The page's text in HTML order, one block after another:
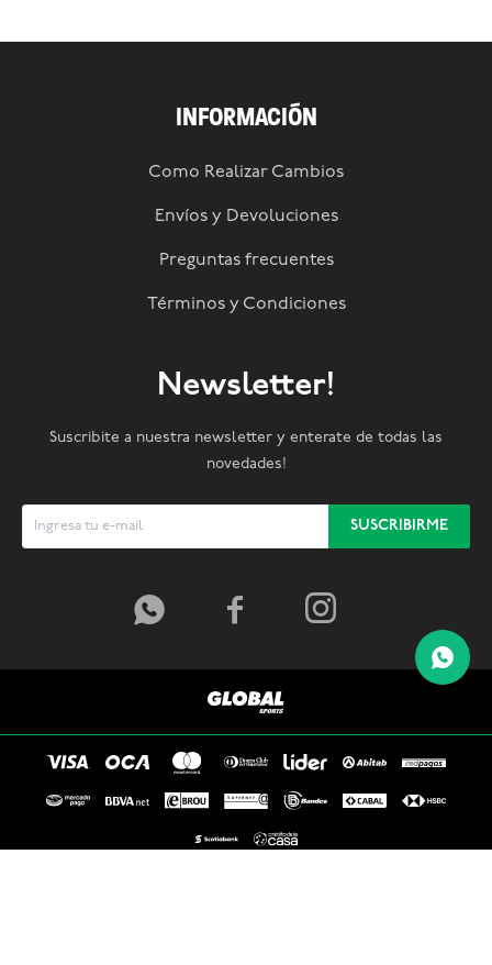
INFORMACIÓN
Como Realizar Cambios
Envíos y Devoluciones
Preguntas frecuentes
Términos y Condiciones
Newsletter!
Suscribite a nuestra newsletter y enterate de todas las
novedades!
SUSCRIBIRME
  